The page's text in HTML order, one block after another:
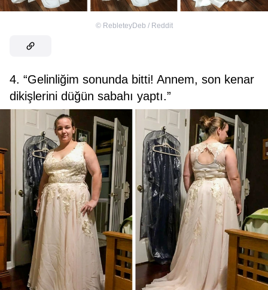
© RebleteyDeb / Reddit
4. “Gelinliğim sonunda bitti! Annem, son kenar
dikişlerini düğün sabahı yaptı.”